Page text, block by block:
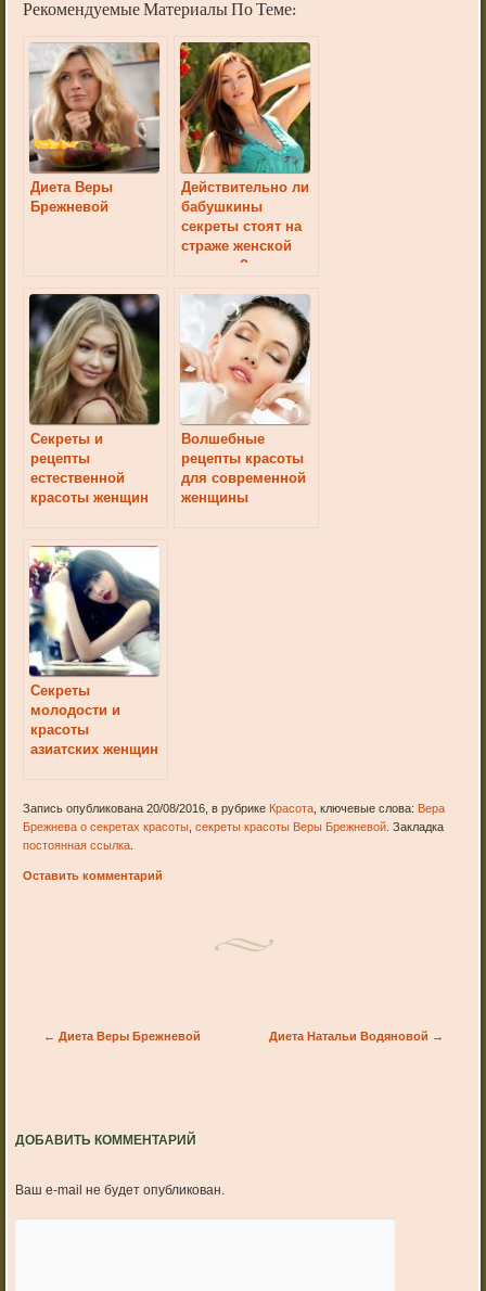
Рекомендуемые Материалы По Теме:
Диета Веры
Брежневой
Действительно ли
бабушкины
секреты стоят на
страже женской
красоты?
Секреты и
рецепты
естественной
красоты женщин
Волшебные
рецепты красоты
для современной
женщины
Секреты
молодости и
красоты
азиатских женщин
Запись опубликована 20/08/2016, в рубрике Красота , ключевые слова: Вера
Брежнева о секретах красоты ,секреты красоты Веры Брежневой . Закладка
постоянная ссылка
Оставить комментарий
Post navigation
← Диета Веры Брежневой Диета Натальи Водяновой →
ДОБАВИТЬ КОММЕНТАРИЙ
Ваш e-mail не будет опубликован.